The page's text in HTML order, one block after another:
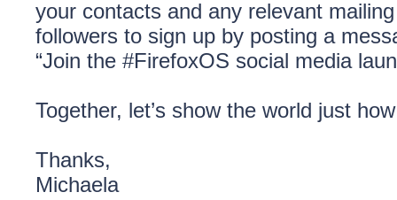
your contacts and any relevant
followers to sign up by posting a
“Join the #FirefoxOS social media
Together, let’s show the world just
Thanks,
Michaela